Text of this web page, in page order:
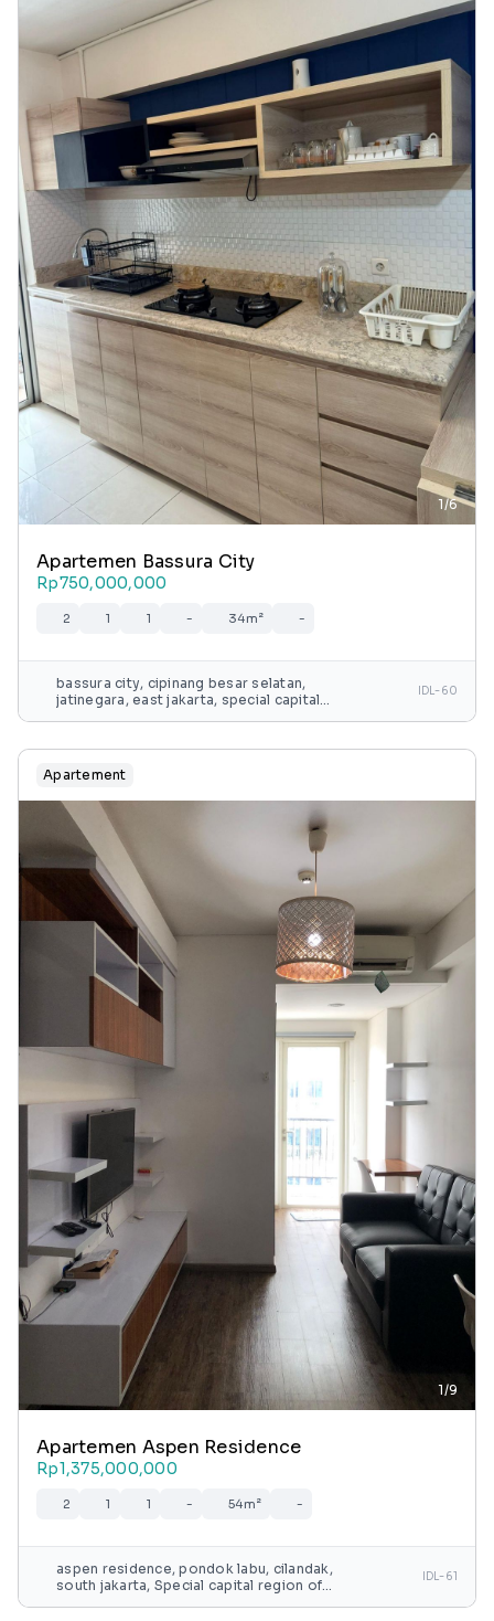
1/6
Apartemen Bassura City
Rp750,000,000
2 1 1 - 34m² -
bassura city, cipinang besar selatan,
jatinegara, east jakarta, special capital
IDL-60
Apartement
1/9
Apartemen Aspen Residence
Rp1,375,000,000
2 1 1 - 54m² -
aspen residence, pondok labu, cilandak,
south jakarta, Special capital region of
IDL-61